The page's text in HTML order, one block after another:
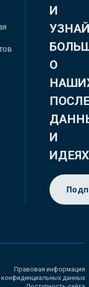
И
О
И
ИДЕЯХ
Правовая информация
данных